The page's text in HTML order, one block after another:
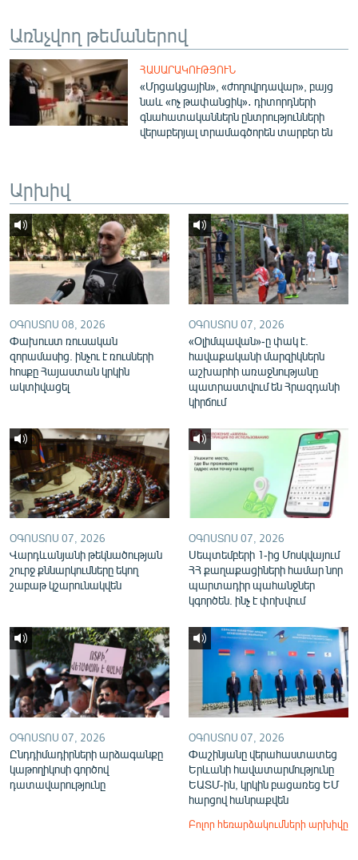
ԲԱՆԱՎԵՃ
ՁԳՏԵԼՈՎ ԼԱՎԱԳՈՒՅՆԻՆ
ՓՈԴՔԱՍԹ
Հայերեն
Русский
ՀԵՏԵՎԵՔ ՄԵԶ
«Ազատության» բոլոր կայքերը
Առնչվող թեմաներով
ՀԱՍԱՐԱԿՈՒԹՅՈՒՆ
«Մրցակցային», «ժողովրդավար», բայց
նաև «ոչ թափանցիկ»․ դիտորդների
գնահատականներն ընտրությունների
վերաբերյալ տրամագծորեն տարբեր են
Արխիվ
ՕԳՈՍՏՈՍ 08, 2026
Փախուստ ռուսական
զորամասից. ինչու է ռուսների
հոսքը Հայաստան կրկին
ակտիվացել
ՕԳՈՍՏՈՍ 07, 2026
«Օլիմպավան»-ը փակ է.
հավաքականի մարզիկներն
աշխարհի առաջնությանը
պատրաստվում են Հրազդանի
կիրճում
ՕԳՈՍՏՈՍ 07, 2026
Վարդևանյանի թեկնածության
շուրջ քննարկումները եկող
շաբաթ կշարունակվեն
ՕԳՈՍՏՈՍ 07, 2026
Սեպտեմբերի 1-ից Մոսկվայում
ՀՀ քաղաքացիների համար նոր
պարտադիր պահանջներ
կգործեն. ինչ է փոխվում
ՕԳՈՍՏՈՍ 07, 2026
Ընդդիմադիրների արձագանքը
կաթողիկոսի գործով
դատավարությունը
ՕԳՈՍՏՈՍ 07, 2026
Փաշինյանը վերահաստատեց
Երևանի հավատարմությունը
ԵԱՏՄ-ին, կրկին բացառեց ԵՄ
հարցով հանրաքվեն
Բոլոր հեռարձակումների արխիվը